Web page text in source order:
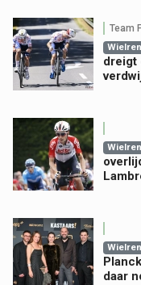
Team
dreigt
daar